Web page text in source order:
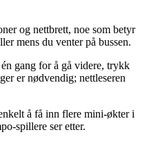
og nettbrett, noe som betyr
mens du venter på bussen.
gang for å gå videre, trykk
er nødvendig; nettleseren
å få inn flere mini‑økter i
spillere ser etter.